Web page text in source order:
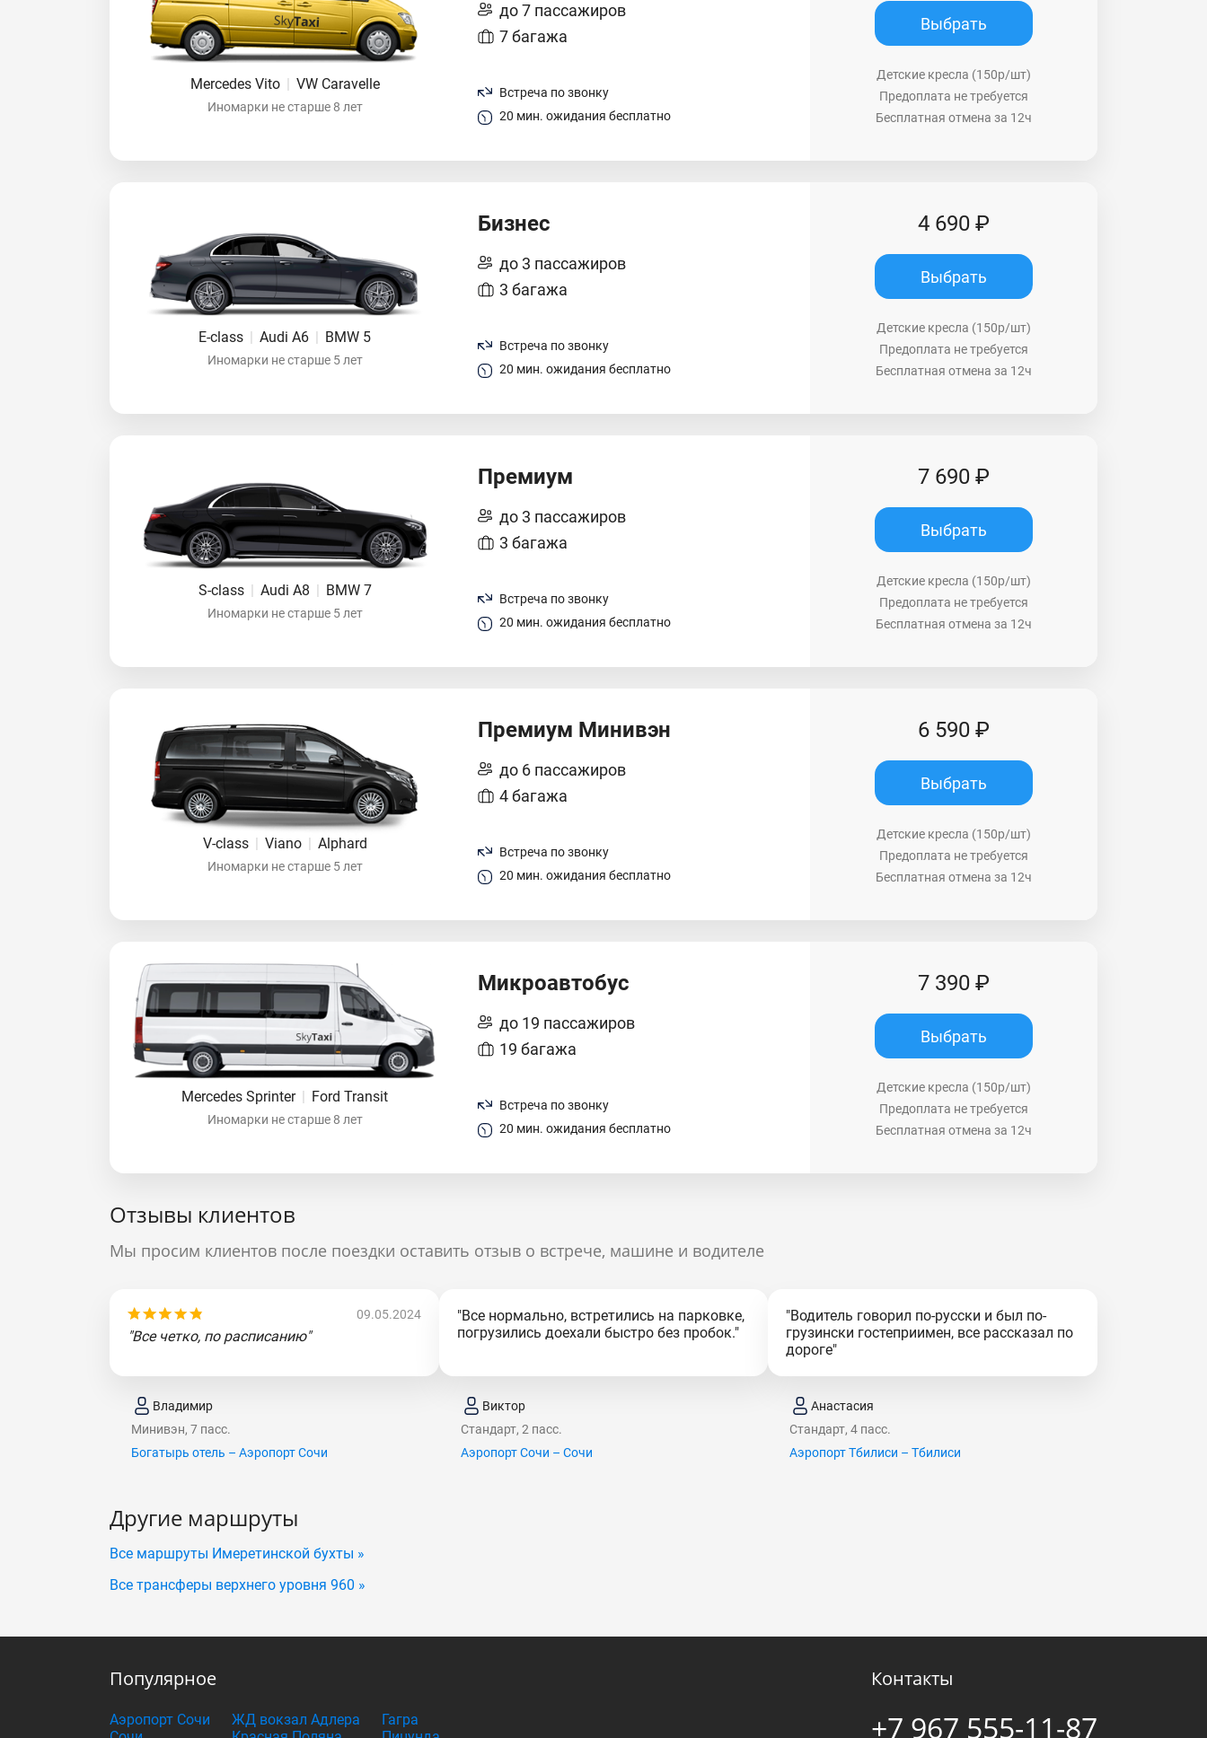
Mercedes Vito | VW Caravelle
Иномарки не старше 8 лет
до 7 пассажиров
7 багажа
Встреча по звонку
20 мин. ожидания бесплатно
Выбрать
Детские кресла (150р/шт)
Предоплата не требуется
Бесплатная отмена за 12ч
E-class | Audi A6 | BMW 5
Иномарки не старше 5 лет
Бизнес
до 3 пассажиров
3 багажа
Встреча по звонку
20 мин. ожидания бесплатно
4 690 ₽
Выбрать
Детские кресла (150р/шт)
Предоплата не требуется
Бесплатная отмена за 12ч
S-class | Audi A8 | BMW 7
Иномарки не старше 5 лет
Премиум
до 3 пассажиров
3 багажа
Встреча по звонку
20 мин. ожидания бесплатно
7 690 ₽
Выбрать
Детские кресла (150р/шт)
Предоплата не требуется
Бесплатная отмена за 12ч
V-class | Viano | Alphard
Иномарки не старше 5 лет
Премиум Минивэн
до 6 пассажиров
4 багажа
Встреча по звонку
20 мин. ожидания бесплатно
6 590 ₽
Выбрать
Детские кресла (150р/шт)
Предоплата не требуется
Бесплатная отмена за 12ч
Mercedes Sprinter | Ford Transit
Иномарки не старше 8 лет
Микроавтобус
до 19 пассажиров
19 багажа
Встреча по звонку
20 мин. ожидания бесплатно
7 390 ₽
Выбрать
Детские кресла (150р/шт)
Предоплата не требуется
Бесплатная отмена за 12ч
Отзывы клиентов
Мы просим клиентов после поездки оставить отзыв о встрече, машине и водителе
09.05.2024
"Все четко, по расписанию"
Владимир
Минивэн, 7 пасс.
Богатырь отель – Аэропорт Сочи
"Все нормально, встретились на парковке,
погрузились доехали быстро без пробок."
Виктор
Стандарт, 2 пасс.
Аэропорт Сочи – Сочи
"Водитель говорил по-русски и был по-
грузински гостеприимен, все рассказал по
дороге"
Анастасия
Стандарт, 4 пасс.
Аэропорт Тбилиси – Тбилиси
Другие маршруты
Все маршруты Имеретинской бухты »
Все трансферы верхнего уровня 960 »
Популярное
Аэропорт Сочи
ЖД вокзал Адлера
Гагра
Контакты
+7 967 555-11-87